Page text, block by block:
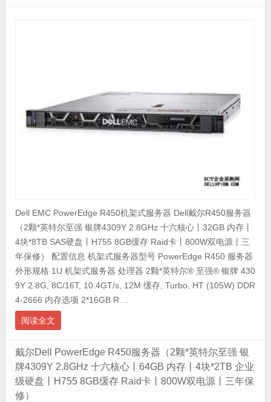
Dell EMC PowerEdge R450机架式服务器 Dell戴尔R450服务器
（2颗*英特尔至强 银牌4309Y 2.8GHz 十六核心丨32GB 内存丨
4块*8TB SAS硬盘丨H755 8GB缓存 Raid卡丨800W双电源丨三
年保修） 配置信息 机架式服务器型号 PowerEdge R450 服务器
外形规格 1U 机架式服务器 处理器 2颗*英特尔® 至强® 银牌 430
9Y 2.8G, 8C/16T, 10.4GT/s, 12M 缓存, Turbo, HT (105W) DDR
4-2666 内存选项 2*16GB R ...
阅读全文
戴尔Dell PowerEdge R450服务器（2颗*英特尔至强 银
牌4309Y 2.8GHz 十六核心丨64GB 内存丨4块*2TB 企业
级硬盘丨H755 8GB缓存 Raid卡丨800W双电源丨三年保
修）